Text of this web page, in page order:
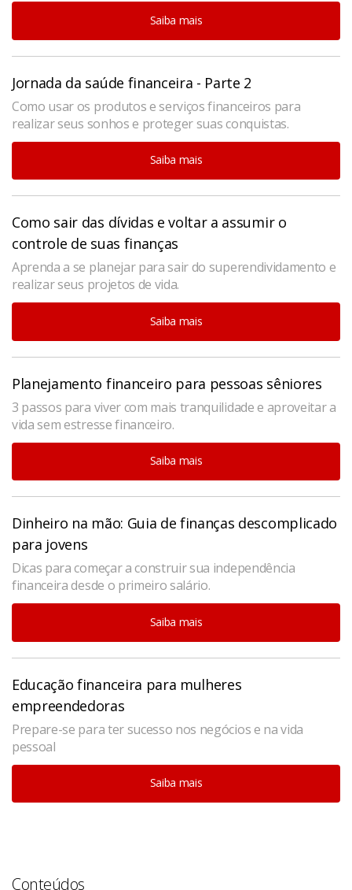
Saiba mais
Jornada da saúde financeira - Parte 2
Como usar os produtos e serviços financeiros para
realizar seus sonhos e proteger suas conquistas.
Saiba mais
Como sair das dívidas e voltar a assumir o
controle de suas finanças
Aprenda a se planejar para sair do superendividamento e
realizar seus projetos de vida.
Saiba mais
Planejamento financeiro para pessoas sêniores
3 passos para viver com mais tranquilidade e aproveitar a
vida sem estresse financeiro.
Saiba mais
Dinheiro na mão: Guia de finanças descomplicado
para jovens
Dicas para começar a construir sua independência
financeira desde o primeiro salário.
Saiba mais
Educação financeira para mulheres
empreendedoras
Prepare-se para ter sucesso nos negócios e na vida
pessoal
Saiba mais
Conteúdos